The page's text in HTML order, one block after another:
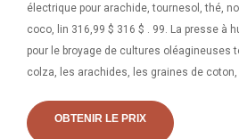
électrique pour arachide, tournesol, thé,
coco, lin 316,99 $ 316 $ . 99. La presse à
pour le broyage de cultures oléagineuses
colza, les arachides, les graines de
pratique à utiliser. Matière première Notre
OBTENIR LE PRIX